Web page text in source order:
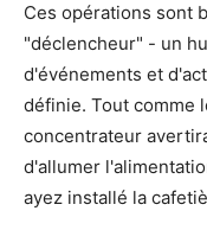
Ces opérations sont
"déclencheur" - un
d'événements et
définie. Tout comme
concentrateur
d'allumer
ayez installé la